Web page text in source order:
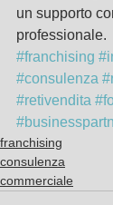
un supporto
professionale.
#franchising
#consulenza
#retivendita
franchising
consulenza
commerciale